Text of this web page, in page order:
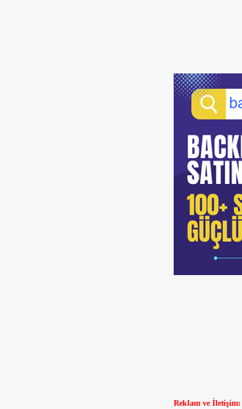
Reklam ve İletişim: